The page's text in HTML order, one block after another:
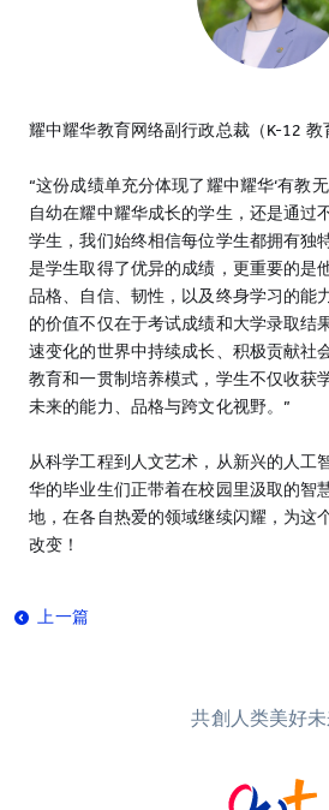
耀中耀华教育网络副行政总裁（K-12 教
“这份成绩单充分体现了耀中耀华‘有教
自幼在耀中耀华成长的学生，还是通过
学生，我们始终相信每位学生都拥有独
是学生取得了优异的成绩，更重要的是
品格、自信、韧性，以及终身学习的能
的价值不仅在于考试成绩和大学录取结
速变化的世界中持续成长、积极贡献社
教育和一贯制培养模式，学生不仅收获
未来的能力、品格与跨文化视野。”
从科学工程到人文艺术，从新兴的人工
华的毕业生们正带着在校园里汲取的智
地，在各自热爱的领域继续闪耀，为这
改变！
上一篇
共創人类美好